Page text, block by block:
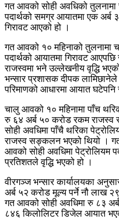
गत आवको सोही अवधिको
पदार्थको समग्र आयातमा एक
गिरावट आएको हो ।
गत आवको १० महिनाको तुलनामा
पदार्थको आयातमा गिरावट आएपछि
राजस्वमा भने उल्लेखनीय वृद्धि
भन्सार प्रशासक दीपक
परिमाणको आधारमा आयात
चालु आवको १० महिनामा पाँच
रु ६४ अर्ब ५० करोड रकम
सोही अवधिमा पाँचै थरिका
राजस्व सङ्कलन भएको थियो ।
आवको सोही अवधिमा पेट्रोलियम
प्रतिशतले वृद्धि भएको हो ।
वीरगञ्ज भन्सार कार्यालयका
अर्ब ५२ करोड मूल्य पर्ने नौ लाख
गत आवको सोही अवधिमा रु ८३
८४६ किलोलिटर डिजेल आयात